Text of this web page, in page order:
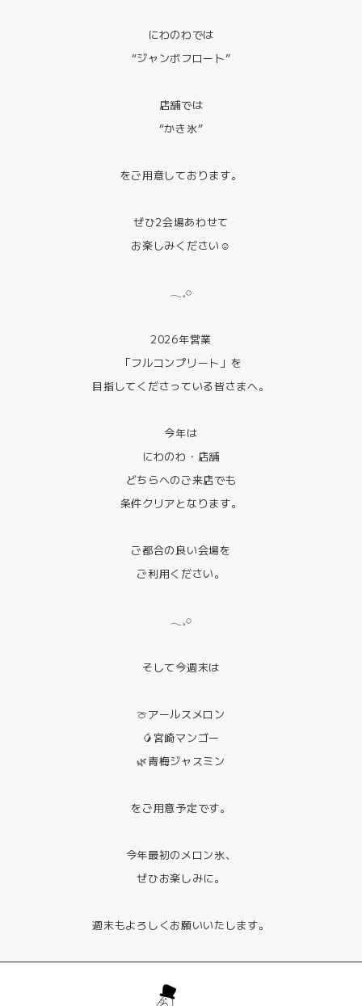
にわのわでは
“ジャンボフロート”
店舗では
“かき氷”
をご用意しております。
ぜひ2会場あわせて
お楽しみください☺️
𓂃𓈒𓏸
2026年営業
「フルコンプリート」を
目指してくださっている皆さまへ。
今年は
にわのわ・店舗
どちらへのご来店でも
条件クリアとなります。
ご都合の良い会場を
ご利用ください。
𓂃𓈒𓏸
そして今週末は
🍈アールスメロン
🥭宮崎マンゴー
🌿青梅ジャスミン
をご用意予定です。
今年最初のメロン氷、
ぜひお楽しみに。
週末もよろしくお願いいたします。